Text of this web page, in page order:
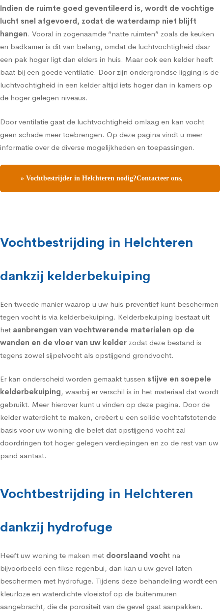
Indien de ruimte goed geventileerd is, wordt de vochtige
lucht snel afgevoerd, zodat de waterdamp niet blijft
hangen. Vooral in zogenaamde “natte ruimten” zoals de keuken
en badkamer is dit van belang, omdat de luchtvochtigheid daar
een pak hoger ligt dan elders in huis. Maar ook een kelder heeft
baat bij een goede ventilatie. Door zijn ondergrondse ligging is de
luchtvochtigheid in een kelder altijd iets hoger dan in kamers op
de hoger gelegen niveaus.
Door ventilatie gaat de luchtvochtigheid omlaag en kan vocht
geen schade meer toebrengen. Op deze pagina vindt u meer
informatie over de diverse mogelijkheden en toepassingen.
» Vochtbestrijder in Helchteren nodig?Contacteer ons,
Vochtbestrijding in Helchteren
dankzij kelderbekuiping
Een tweede manier waarop u uw huis preventief kunt beschermen
tegen vocht is via kelderbekuiping. Kelderbekuiping bestaat uit
het aanbrengen van vochtwerende materialen op de
wanden en de vloer van uw kelder zodat deze bestand is
tegens zowel sijpelvocht als opstijgend grondvocht.
Er kan onderscheid worden gemaakt tussen stijve en soepele
kelderbekuiping, waarbij er verschil is in het materiaal dat wordt
gebruikt. Meer hierover kunt u vinden op deze pagina. Door de
kelder waterdicht te maken, creëert u een solide vochtafstotende
basis voor uw woning die belet dat opstijgend vocht zal
doordringen tot hoger gelegen verdiepingen en zo de rest van uw
pand aantast.
Vochtbestrijding in Helchteren
dankzij hydrofuge
Heeft uw woning te maken met doorslaand vocht na
bijvoorbeeld een fikse regenbui, dan kan u uw gevel laten
beschermen met hydrofuge. Tijdens deze behandeling wordt een
kleurloze en waterdichte vloeistof op de buitenmuren
aangebracht, die de porositeit van de gevel gaat aanpakken.